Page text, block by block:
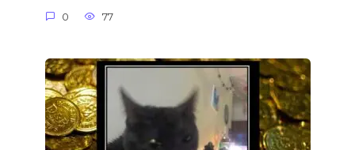
0 77